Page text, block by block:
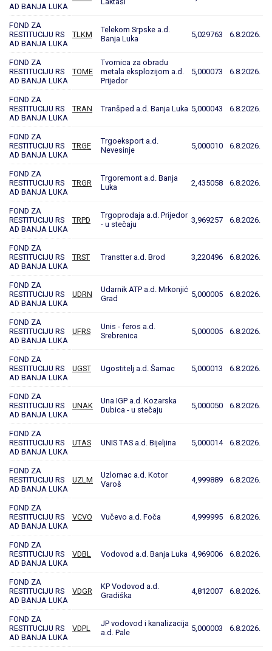
AD BANJA LUKA
FOND ZA
RESTITUCIJU RS
AD BANJA LUKA
TLKM
Telekom Srpske a.d.
Banja Luka
5,029763 6.8.2026.
FOND ZA
RESTITUCIJU RS
AD BANJA LUKA
TOME
Tvornica za obradu
metala eksplozijom a.d.
Prijedor
5,000073 6.8.2026.
FOND ZA
RESTITUCIJU RS
AD BANJA LUKA
TRAN Tranšped a.d. Banja Luka 5,000043 6.8.2026.
FOND ZA
RESTITUCIJU RS
AD BANJA LUKA
TRGE
Trgoeksport a.d.
Nevesinje
5,000010 6.8.2026.
FOND ZA
RESTITUCIJU RS
AD BANJA LUKA
TRGR
Trgoremont a.d. Banja
Luka
2,435058 6.8.2026.
FOND ZA
RESTITUCIJU RS
AD BANJA LUKA
TRPD
Trgoprodaja a.d. Prijedor
- u stečaju
3,969257 6.8.2026.
FOND ZA
RESTITUCIJU RS
AD BANJA LUKA
TRST Transtter a.d. Brod 3,220496 6.8.2026.
FOND ZA
RESTITUCIJU RS
AD BANJA LUKA
UDRN
Udarnik ATP a.d. Mrkonjić
Grad
5,000005 6.8.2026.
FOND ZA
RESTITUCIJU RS
AD BANJA LUKA
UFRS
Unis - feros a.d.
Srebrenica
5,000005 6.8.2026.
FOND ZA
RESTITUCIJU RS
AD BANJA LUKA
UGST Ugostitelj a.d. Šamac 5,000013 6.8.2026.
FOND ZA
RESTITUCIJU RS
AD BANJA LUKA
UNAK
Una IGP a.d. Kozarska
Dubica - u stečaju
5,000050 6.8.2026.
FOND ZA
RESTITUCIJU RS
AD BANJA LUKA
UTAS UNIS TAS a.d. Bijeljina 5,000014 6.8.2026.
FOND ZA
RESTITUCIJU RS
AD BANJA LUKA
UZLM
Uzlomac a.d. Kotor
Varoš
4,999889 6.8.2026.
FOND ZA
RESTITUCIJU RS
AD BANJA LUKA
VCVO Vučevo a.d. Foča 4,999995 6.8.2026.
FOND ZA
RESTITUCIJU RS
AD BANJA LUKA
VDBL Vodovod a.d. Banja Luka 4,969006 6.8.2026.
FOND ZA
RESTITUCIJU RS
AD BANJA LUKA
VDGR
KP Vodovod a.d.
Gradiška
4,812007 6.8.2026.
FOND ZA
RESTITUCIJU RS
AD BANJA LUKA
VDPL
JP vodovod i kanalizacija
a.d. Pale
5,000003 6.8.2026.